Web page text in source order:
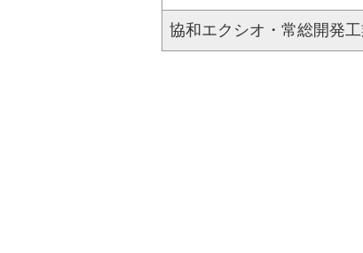
協和エクシオ・常総開発